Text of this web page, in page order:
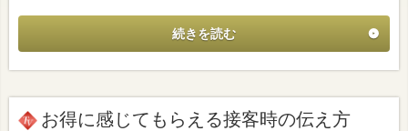
続きを読む
お得に感じてもらえる接客時の伝え方